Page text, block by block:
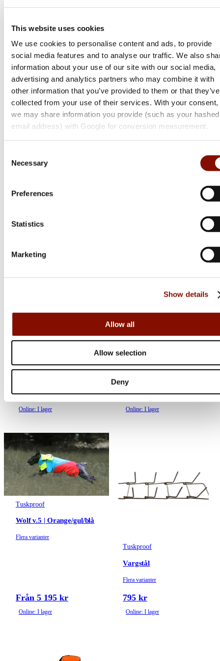
This website uses cookies
We use cookies to personalise content and ads, to provide
social media features and to analyse our traffic. We also
information about your use of our site with our social media,
advertising and analytics partners who may combine it with
other information that you’ve provided to them or that they’ve
collected from your use of their services. With your consent,
we may share information you provide (such as your hashed
email address) with Google for conversion measurement.
Selection
Necessary
Preferences
Statistics
Marketing
Show details
Allow all
Allow selection
Deny
Hundkläder, Hundsele &
Hundväst
(9 )
Övriga hundkläder Jaktväst Spårsele
Hundkläder, hundsele och hundväst är produkter som erbjuder både
funktionalitet och komfort för din fyrbenta vän. Hundkläder kan
inkludera allt från regnjackor till vintertäcken, designade för att
hundkläder
Rexa
Flera varianter
Från 365 kr395 kr
Online: I lager
Flera varianter
649 kr
Online: I lager
Tuskproof
Wolf v.5 | Orange/gul/blå
Flera varianter
Från 5 195 kr
Online: I lager
Tuskproof
Vargstål
Flera varianter
795 kr
Online: I lager